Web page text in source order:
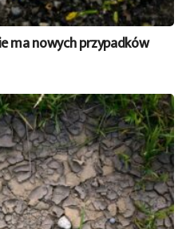
ma nowych przypadków